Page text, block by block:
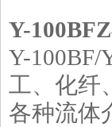
Y-100BFZ
Y-100BF/
工、化纤
各种流体